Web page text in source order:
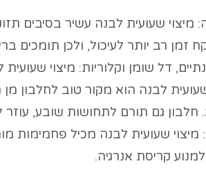
מיצוי שעועית לבנה עשיר בסיבים
זמן רב יותר לעיכול, ולכן תומכים
דל שומן וקלוריות: מיצוי
שעועית לבנה הוא מקור טוב לחלבון
חלבון גם תורם לתחושות שובע,
שעועית לבנה מכיל פחמימות
קריסת אנרגיה.